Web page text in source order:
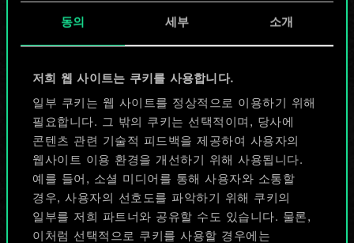
동의 세부 소개
저희 웹 사이트는 쿠키를 사용합니다.
일부 쿠키는 웹 사이트를 정상적으로 이용하기 위해
필요합니다. 그 밖의 쿠키는 선택적이며, 당사에
콘텐츠 관련 기술적 피드백을 제공하여 사용자의
웹사이트 이용 환경을 개선하기 위해 사용됩니다.
예를 들어, 소셜 미디어를 통해 사용자와 소통할
경우, 사용자의 선호도를 파악하기 위해 쿠키의
일부를 저희 파트너와 공유할 수도 있습니다. 물론,
이처럼 선택적으로 쿠키를 사용할 경우에는
않지만
무궁무진한
가능성을 가지고
있습니다!
덱 이름 짓기 & 가이드 작성하기
덱 편집